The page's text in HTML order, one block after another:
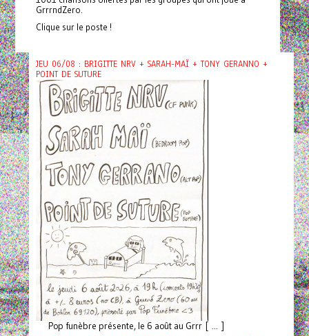
GrrrndZero.
Clique sur le poste !
JEU 06/08 : BRIGITTE NRV + SARAH-MAÏ + TONY GERANNO +
POINT DE SUTURE
Pop funèbre présente, le 6 août au Grrr [ ... ]